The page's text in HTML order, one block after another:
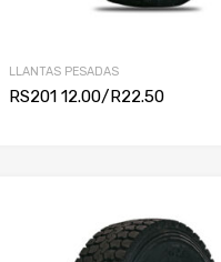
LLANTAS PESADAS
RS201 12.00/R22.50